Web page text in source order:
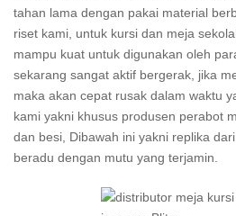
tahan lama dengan pakai material
riset kami, untuk kursi dan meja
mampu kuat untuk digunakan oleh
sekarang sangat aktif bergerak, jika
maka akan cepat rusak dalam waktu
kami yakni khusus produsen perabot
dan besi, Dibawah ini yakni replika
beradu dengan mutu yang terjamin.